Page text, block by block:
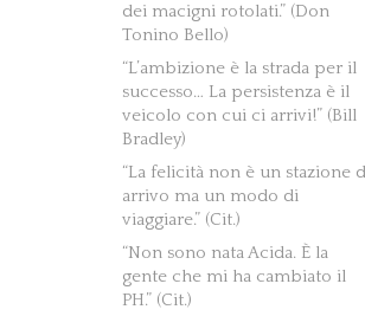
dei macigni rotolati.” (Don
Tonino Bello)
“L’ambizione è la strada per il
successo… La persistenza è il
veicolo con cui ci arrivi!” (Bill
Bradley)
“La felicità non è un stazione
arrivo ma un modo di
viaggiare.” (Cit.)
“Non sono nata Acida. È la
gente che mi ha cambiato il
PH.” (Cit.)